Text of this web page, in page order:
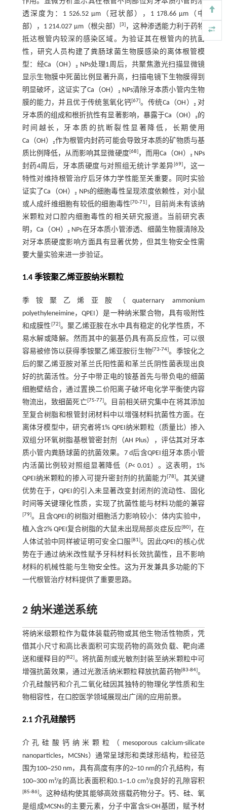
透深度为：1 526.52 μm（冠状部），1 178.66 μm（中
部），1 214.027 μm（根尖部）
[3] ，这种渗透能力利于药物
抵达根管内较深的感染区域。为验证其在根管内的抗菌
性，研究人员构建了粪肠球菌生物膜感染的离体根管模
型：经Ca（OH）₂ NPs处理1周后，共聚焦激光扫描显微镜
显示生物膜中死菌比例显著升高，扫描电镜下生物膜得到
明显破坏，这证实了Ca（OH）₂ NPs清除牙本质小管内生物
膜的能力，并且优于传统氢氧化钙[67]。传统Ca（OH）₂ 对
牙本质的组成和根折抗性有显著影响，暴露于Ca（OH）₂的
时间越长，牙本质的抗断裂性显著降低，长期使用
Ca（OH）₂作为根管内封药可能会导致牙本质的矿物质与基
质比例降低，从而影响其显微硬度[68]，而用Ca（OH）₂ NPs
封药4周后，牙本质硬度与对照组无统计学差异[69]，这一
特性对维持根管治疗后牙体力学性能至关重要。同时实验
证实了Ca（OH）₂ NPs的细胞毒性呈现浓度依赖性，对小鼠
或人成纤维细胞有较低的细胞毒性[70-71] ，目前尚未有该纳
米颗粒对口腔内细胞毒性的相关研究报道。当前研究表
明，Ca（OH）₂ NPs在牙本质小管渗透、细菌生物膜清除及
对牙本质硬度影响方面具有显著优势，但其生物安全性需
要大量实验来进一步验证。
1.4 季铵聚乙烯亚胺纳米颗粒
季铵聚乙烯亚胺（quaternary ammonium
polyethyleneimine，QPEI）是一种纳米聚合物，具有吸附性
和成膜性[72]。聚乙烯亚胺在水中具有稳定的化学性质，不
易水解或降解。然而其中的氨基仍具有高反应性，可以很
容易被修饰以获得季铵聚乙烯亚胺衍生物[73-74]。季铵化之
后的聚乙烯亚胺对革兰氏阳性菌和革兰氏阴性菌表现出良
好的抗菌活性。分子中带正电的铵基首先与带负电的细菌
细胞壁结合，通过置换二价阳离子破坏电化学平衡使内容
物流出，致细菌死亡[75-77]。目前相关研究集中在将其添加
至复合树脂和根管封闭材料中以增强材料抗菌性方面。在
离体牙模型中，研究者将1% QPEI纳米颗粒（质量比）掺入
双组分环氧树脂基根管密封剂（AH Plus），评估其对牙本
质小管内粪肠球菌的抗菌效果。7 d后含QPEI组牙本质小管
内活菌比例较对照组显著降低（P< 0.01）。这表明，1%
QPEI纳米颗粒的掺入可提升密封剂的抗菌能力[78]。其关键
优势在于，QPEI的引入未显著改变封闭剂的流动性、固化
时间等关键理化性质，实现了抗菌性能与材料功能的兼容
[79]。且含QPEI的树脂对细胞活力影响较小：体内实验中，
植入含2% QPEI复合树脂的大鼠未出现局部炎症反应[80] ，在
人体试验中同样被证明可安全口服 [81]。因此QPEI的核心优
势在于通过纳米改性赋予牙科材料长效抗菌性，且不影响
材料的机械性能与生物安全性。这为开发兼具多功能的下
一代根管治疗材料提供了重要思路。
2 纳米递送系统
将纳米级颗粒作为载体装载药物或其他生物活性物质，凭
借其小尺寸和高比表面积可实现药物的高效负载、靶向递
送和缓释目的[82]。将抗菌剂或光敏剂封装至纳米颗粒中可
增强抗菌效果，通过光激活纳米颗粒释放抗菌药物[83-84]。
介孔硅酸钙和介孔二氧化硅因其独特的物理化学性质和生
物相容性，在口腔医学领域展现出广阔的应用前景。
2.1 介孔硅酸钙
介孔硅酸钙纳米颗粒（mesoporous calcium-silicate
nanoparticles，MCSNs）通常呈球形和类球形结构，粒径范
围为100~250 nm，具有高度有序的2~10 nm的介孔结构，有
100~300 m²/g的高比表面积和0.1~1.0 cm³/g良好的孔隙容积
[85-86]。这种结构使其能够高效搭载药物分子。钙、硅、氧
是组成MCSNs的主要元素，分子中富含Si-OH基团，赋予材